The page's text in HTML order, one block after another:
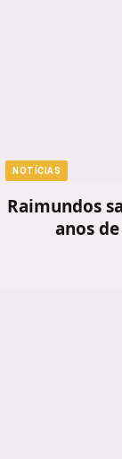
NOTÍCIAS
Raimundos
anos